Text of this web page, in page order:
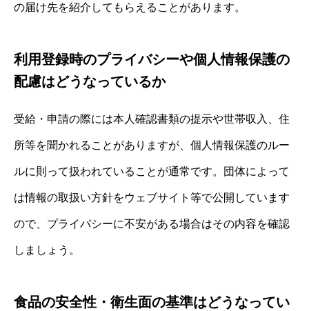
の届け先を紹介してもらえることがあります。
利用登録時のプライバシーや個人情報保護の
配慮はどうなっているか
受給・申請の際には本人確認書類の提示や世帯収入、住
所等を聞かれることがありますが、個人情報保護のルー
ルに則って扱われていることが通常です。団体によって
は情報の取扱い方針をウェブサイト等で公開しています
ので、プライバシーに不安がある場合はその内容を確認
しましょう。
食品の安全性・衛生面の基準はどうなってい